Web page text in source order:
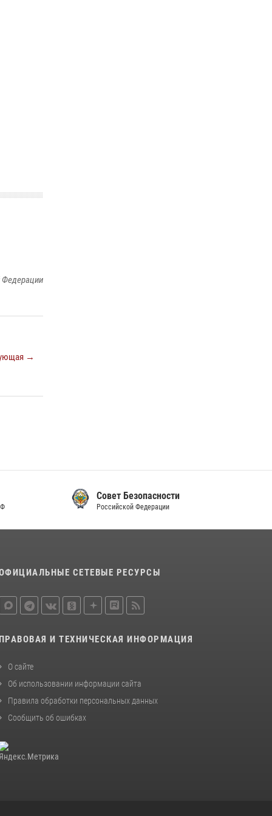
Федерации
→
Совет Безопасности
Российской Федерации
СЕТЕВЫЕ РЕСУРСЫ
ПРАВОВАЯ И ТЕХНИЧЕСКАЯ ИНФОРМАЦИЯ
О сайте
Об использовании информации сайта
Правила обработки персональных данных
Сообщить об ошибках